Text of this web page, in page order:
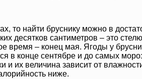
то найти бруснику можно в
десятков сантиметров – это
время – конец мая. Ягоды у
в конце сентябре и до самых
и их величина зависит от
ниже.